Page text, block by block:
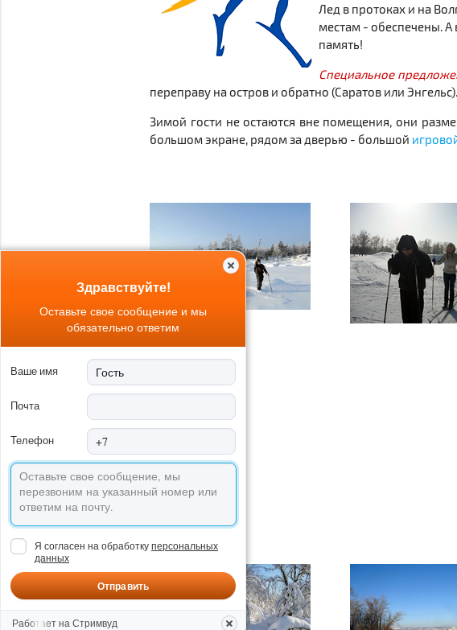
Лед в протоках и на
местам - обеспечены. А
память!
Специальное
переправу на остров и обратно (Саратов или
Зимой гости не остаются вне помещения, они
большом экране, рядом за дверью - большой
Здравствуйте!
Оставьте свое сообщение и мы
обязательно ответим
Ваше имя
Почта
Телефон
Я согласен на обработкуперсональных
данных
Отправить
Работает на Стримвуд